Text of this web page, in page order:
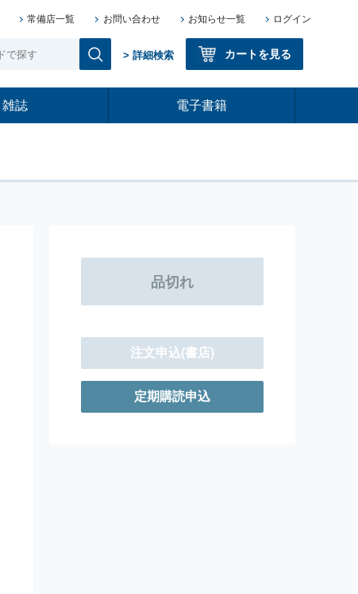
常備店一覧 お問い合わせ お知らせ一覧 ログイン
> 詳細検索 カートを見る
雑誌 電子書籍
注文申込(書店)
定期購読申込